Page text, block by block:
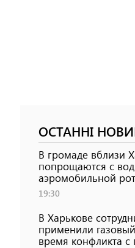
ОСТАННІ
В громаде вблизи
попрощаются с
аэромобильной
19:30
В Харькове
применили
время конфликта